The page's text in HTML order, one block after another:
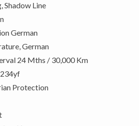
Shadow Line
German
German
24 Mths / 30,000 Km
Protection